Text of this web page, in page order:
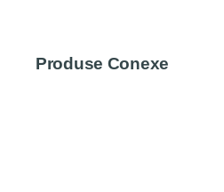
Produse Conexe